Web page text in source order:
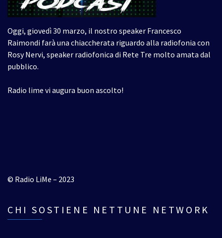
Oggi, giovedì 30 marzo, il nostro speaker Francesco
Raimondi farà una chiaccherata riguardo alla radiofonia con
Rosy Nervi, speaker radiofonica di Rete Tre molto amata dal
pubblico.
Radio lime vi augura buon ascolto!
© Radio LiMe – 2023
CHI SOSTIENE NETTUNE NETWORK